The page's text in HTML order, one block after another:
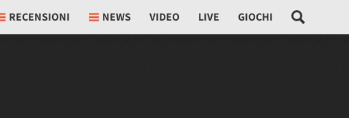
RECENSIONI NEWS VIDEO LIVE GIOCHI